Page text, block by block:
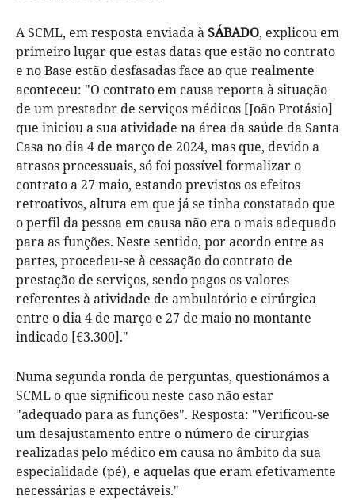
A SCML, em resposta enviada àSÁBADO, explicou em
primeiro lugar que estas datas que estão no contrato
e no Base estão desfasadas face ao que realmente
aconteceu: "O contrato em causa reporta à situação
de um prestador de serviços médicos [João Protásio]
que iniciou a sua atividade na área da saúde da Santa
Casa no dia 4 de março de 2024, mas que, devido a
atrasos processuais, só foi possível formalizar o
contrato a 27 maio, estando previstos os efeitos
retroativos, altura em que já se tinha constatado que
o perfil da pessoa em causa não era o mais adequado
para as funções. Neste sentido, por acordo entre as
partes, procedeu-se à cessação do contrato de
prestação de serviços, sendo pagos os valores
referentes à atividade de ambulatório e cirúrgica
entre o dia 4 de março e 27 de maio no montante
indicado [€3.300]."
Numa segunda ronda de perguntas, questionámos a
SCML o que significou neste caso não estar
"adequado para as funções". Resposta: "Verificou-se
um desajustamento entre o número de cirurgias
realizadas pelo médico em causa no âmbito da sua
especialidade (pé), e aquelas que eram efetivamente
necessárias e expectáveis."